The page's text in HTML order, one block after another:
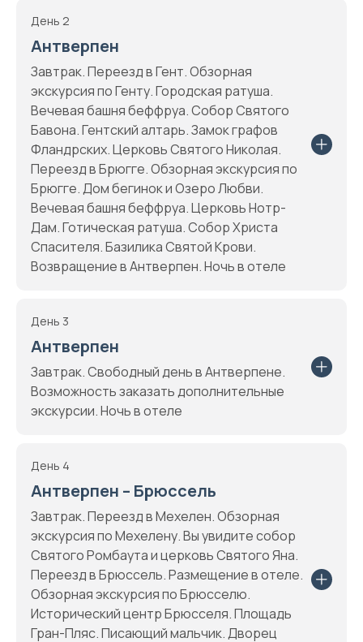
День 2
Антверпен
Завтрак. Переезд в Гент. Обзорная
экскурсия по Генту. Городская ратуша.
Вечевая башня беффруа. Собор Святого
Бавона. Гентский алтарь. Замок графов
Фландрских. Церковь Святого Николая.
Переезд в Брюгге. Обзорная экскурсия по
Брюгге. Дом бегинок и Озеро Любви.
Вечевая башня беффруа. Церковь Нотр-
Дам. Готическая ратуша. Собор Христа
Спасителя. Базилика Святой Крови.
Возвращение в Антверпен. Ночь в отеле
День 3
Антверпен
Завтрак. Свободный день в Антверпене.
Возможность заказать дополнительные
экскурсии. Ночь в отеле
День 4
Антверпен – Брюссель
Завтрак. Переезд в Мехелен. Обзорная
экскурсия по Мехелену. Вы увидите собор
Святого Ромбаута и церковь Святого Яна.
Переезд в Брюссель. Размещение в отеле.
Обзорная экскурсия по Брюсселю.
Исторический центр Брюсселя. Площадь
Гран-Пляс. Писающий мальчик. Дворец